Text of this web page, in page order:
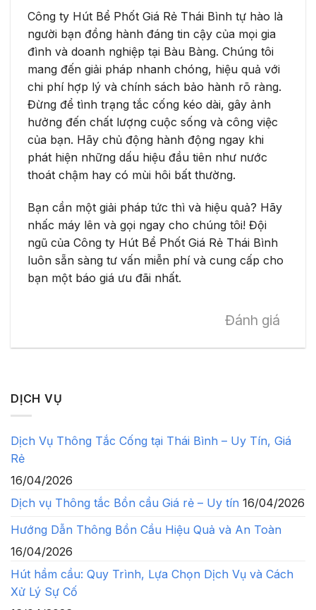
Công ty Hút Bể Phốt Giá Rẻ Thái Bình tự hào là
người bạn đồng hành đáng tin cậy của mọi gia
đình và doanh nghiệp tại Bàu Bàng. Chúng tôi
mang đến giải pháp nhanh chóng, hiệu quả với
chi phí hợp lý và chính sách bảo hành rõ ràng.
Đừng để tình trạng tắc cống kéo dài, gây ảnh
hưởng đến chất lượng cuộc sống và công việc
của bạn. Hãy chủ động hành động ngay khi
phát hiện những dấu hiệu đầu tiên như nước
thoát chậm hay có mùi hôi bất thường.
Bạn cần một giải pháp tức thì và hiệu quả? Hãy
nhấc máy lên và gọi ngay cho chúng tôi! Đội
ngũ của Công ty Hút Bể Phốt Giá Rẻ Thái Bình
luôn sẵn sàng tư vấn miễn phí và cung cấp cho
bạn một báo giá ưu đãi nhất.
Đánh giá
DỊCH VỤ
Dịch Vụ Thông Tắc Cống tại Thái Bình – Uy Tín, Giá
Rẻ
16/04/2026
Dịch vụ Thông tắc Bồn cầu Giá rẻ – Uy tín 16/04/2026
Hướng Dẫn Thông Bồn Cầu Hiệu Quả và An Toàn
16/04/2026
Hút hầm cầu: Quy Trình, Lựa Chọn Dịch Vụ và Cách
Xử Lý Sự Cố